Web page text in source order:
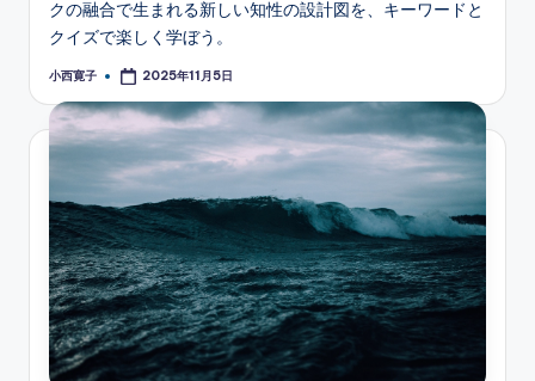
クの融合で生まれる新しい知性の設計図を、キーワードと
クイズで楽しく学ぼう。
Posted
小西寛子 2025年11月5日